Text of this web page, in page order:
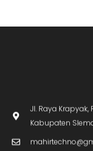
Jl. Raya
Kabupaten